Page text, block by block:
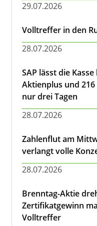
29.07.2026
Volltreffer in den
28.07.2026
SAP lässt die
Aktienplus und
nur drei Tagen
28.07.2026
Zahlenflut am
verlangt volle
28.07.2026
Brenntag-Aktie
Zertifikatgewinn
Volltreffer